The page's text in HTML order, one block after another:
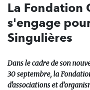
La Fondation
s'engage
Singulières
Dans le cadre de son
30 septembre, la
d'associations et